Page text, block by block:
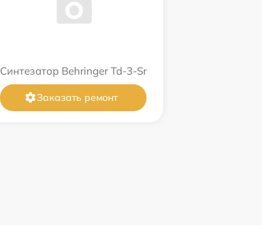
Синтезатор Behringer Td-3-Sr
Заказать ремонт